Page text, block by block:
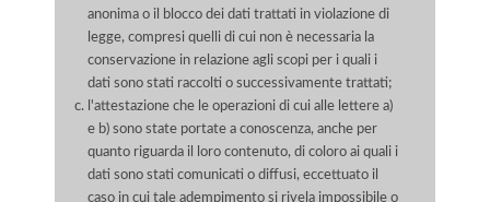
anonima o il blocco dei dati trattati in violazione di
legge, compresi quelli di cui non è necessaria la
conservazione in relazione agli scopi per i quali i
dati sono stati raccolti o successivamente trattati;
l'attestazione che le operazioni di cui alle lettere a)
e b) sono state portate a conoscenza, anche per
quanto riguarda il loro contenuto, di coloro ai quali i
dati sono stati comunicati o diffusi, eccettuato il
caso in cui tale adempimento si rivela impossibile o